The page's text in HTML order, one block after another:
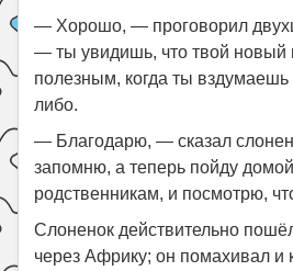
— Хорошо, — проговорил
— ты увидишь, что твой новый
полезным, когда ты вздумаешь
либо.
— Благодарю, — сказал
запомню, а теперь пойду
родственникам, и посмотрю,
Слоненок действительно
через Африку; он помахивал и